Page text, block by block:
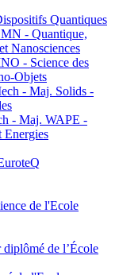
Quantiques
- Quantique,
Nanosciences
- Science des
Objets
- Maj. Solids -
- Maj. WAPE -
Energies
de l'Ecole
de l’École